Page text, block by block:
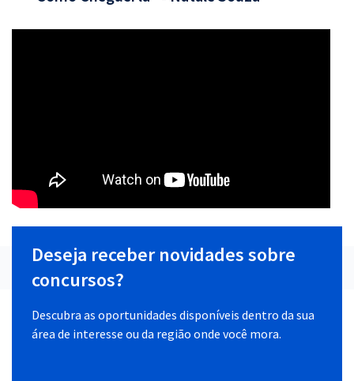
Deseja receber novidades sobre
concursos?
Descubra as oportunidades disponíveis dentro da sua
área de interesse ou da região onde você mora.